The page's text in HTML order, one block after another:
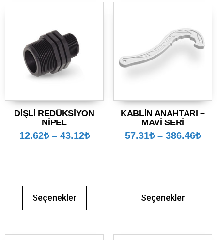
DİŞLİ REDÜKSİYON
NİPEL
12.62₺ – 43.12₺
Seçenekler
KABLİN ANAHTARI –
MAVİ SERİ
57.31₺ – 386.46₺
Seçenekler